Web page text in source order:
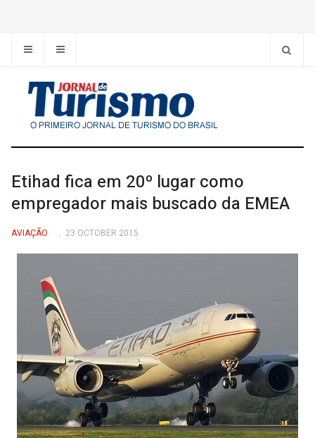
Etihad fica em 20º lugar como
empregador mais buscado da EMEA
AVIAÇÃO 23 OCTOBER 2015